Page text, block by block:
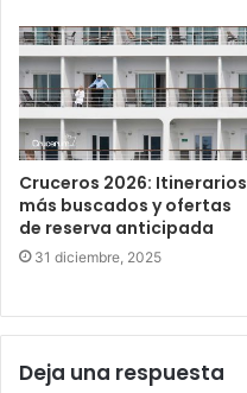
Cruceros 2026: Itinerarios
más buscados y ofertas
de reserva anticipada
31 diciembre, 2025
Deja una respuesta